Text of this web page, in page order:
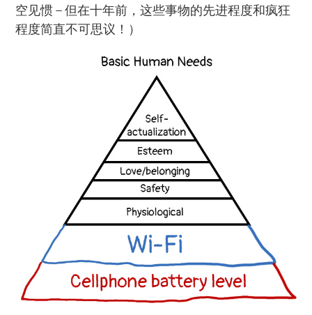
空见惯 – 但在十年前，这些事物的先进程度和疯狂
程度简直不可思议！）